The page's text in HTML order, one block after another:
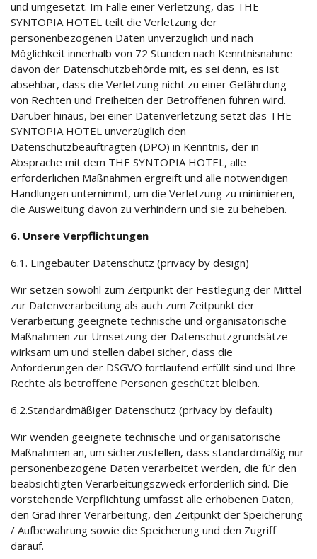
und umgesetzt. Im Falle einer Verletzung, das THE
SYNTOPIA HOTEL teilt die Verletzung der
personenbezogenen Daten unverzüglich und nach
Möglichkeit innerhalb von 72 Stunden nach Kenntnisnahme
davon der Datenschutzbehörde mit, es sei denn, es ist
absehbar, dass die Verletzung nicht zu einer Gefährdung
von Rechten und Freiheiten der Betroffenen führen wird.
Darüber hinaus, bei einer Datenverletzung setzt das THE
SYNTOPIA HOTEL unverzüglich den
Datenschutzbeauftragten (DPO) in Kenntnis, der in
Absprache mit dem THE SYNTOPIA HOTEL, alle
erforderlichen Maßnahmen ergreift und alle notwendigen
Handlungen unternimmt, um die Verletzung zu minimieren,
die Ausweitung davon zu verhindern und sie zu beheben.
6. Unsere Verpflichtungen
6.1. Eingebauter Datenschutz (privacy by design)
Wir setzen sowohl zum Zeitpunkt der Festlegung der Mittel
zur Datenverarbeitung als auch zum Zeitpunkt der
Verarbeitung geeignete technische und organisatorische
Maßnahmen zur Umsetzung der Datenschutzgrundsätze
wirksam um und stellen dabei sicher, dass die
Anforderungen der DSGVO fortlaufend erfüllt sind und Ihre
Rechte als betroffene Personen geschützt bleiben.
6.2.Standardmäßiger Datenschutz (privacy by default)
Wir wenden geeignete technische und organisatorische
Maßnahmen an, um sicherzustellen, dass standardmäßig nur
personenbezogene Daten verarbeitet werden, die für den
beabsichtigten Verarbeitungszweck erforderlich sind. Die
vorstehende Verpflichtung umfasst alle erhobenen Daten,
den Grad ihrer Verarbeitung, den Zeitpunkt der Speicherung
/ Aufbewahrung sowie die Speicherung und den Zugriff
darauf.